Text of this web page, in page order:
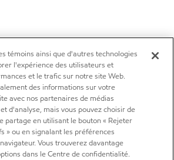
témoins ainsi que d'autres technologies
l'expérience des utilisateurs et
et le trafic sur notre site Web.
des informations sur votre
avec nos partenaires de médias
d'analyse, mais vous pouvez choisir de
partage en utilisant le bouton « Rejeter
» ou en signalant les préférences
Vous trouverez davantage
dans le Centre de confidentialité.